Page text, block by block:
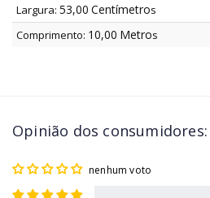
Largura: 53,00 Centímetros
Comprimento: 10,00 Metros
Opinião dos consumidores:
nenhum voto